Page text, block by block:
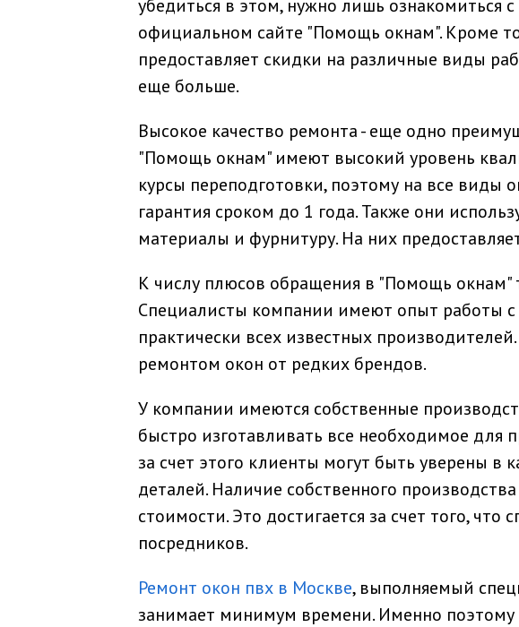
убедиться в этом, нужно лишь ознакомиться
официальном сайте "Помощь окнам". Кроме
предоставляет скидки на различные виды
еще больше.
Высокое качество ремонта - еще одно
"Помощь окнам" имеют высокий уровень
курсы переподготовки, поэтому на все виды
гарантия сроком до 1 года. Также они
материалы и фурнитуру. На них
К числу плюсов обращения в "Помощь окнам"
Специалисты компании имеют опыт работы
практически всех известных
ремонтом окон от редких брендов.
У компании имеются собственные
быстро изготавливать все необходимое для
за счет этого клиенты могут быть уверены в
деталей. Наличие собственного
стоимости. Это достигается за счет того, что
посредников.
Ремонт окон пвх в Москве, выполняемый
занимает минимум времени. Именно поэтому